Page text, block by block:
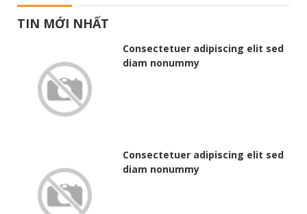
TIN MỚI NHẤT
Consectetuer adipiscing elit sed
diam nonummy
Consectetuer adipiscing elit sed
diam nonummy